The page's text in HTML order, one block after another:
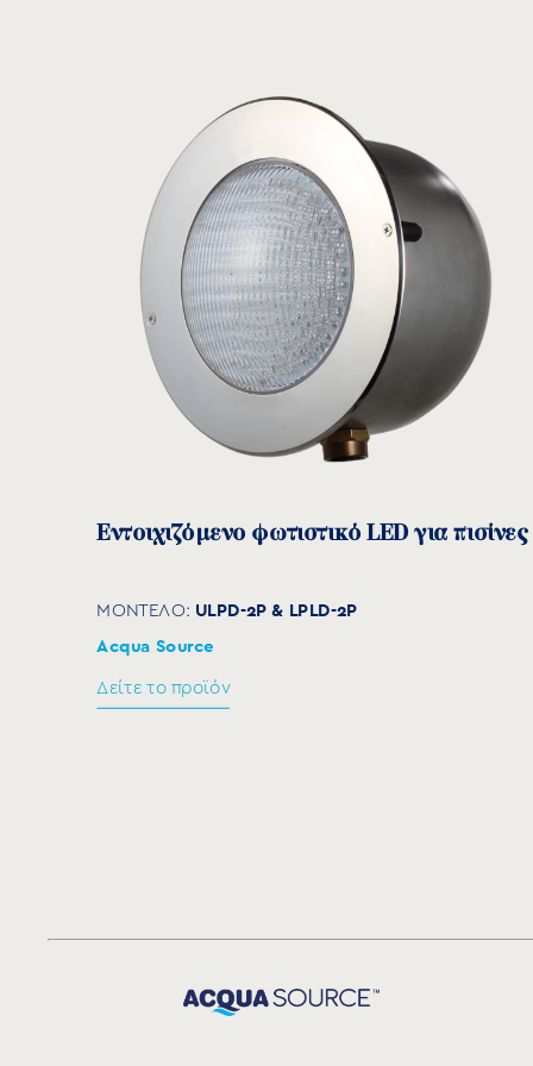
Κουτιά σύνδεσης φωτιστικών
ΜΟΝΤΕΛΟ:CB
Acqua Source
Δείτε το προϊόν
Εντοιχιζόμενο φωτιστικό LED για πισίνες
ΜΟΝΤΕΛΟ: ULPD-2P & LPLD-2P
Acqua Source
Δείτε το προϊόν